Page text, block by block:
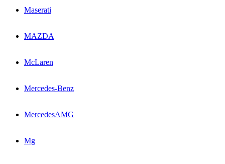
Maserati
MAZDA
McLaren
Mercedes-Benz
MercedesAMG
Mg